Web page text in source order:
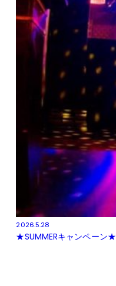
2026.5.28
★SUMMERキャンペーン★